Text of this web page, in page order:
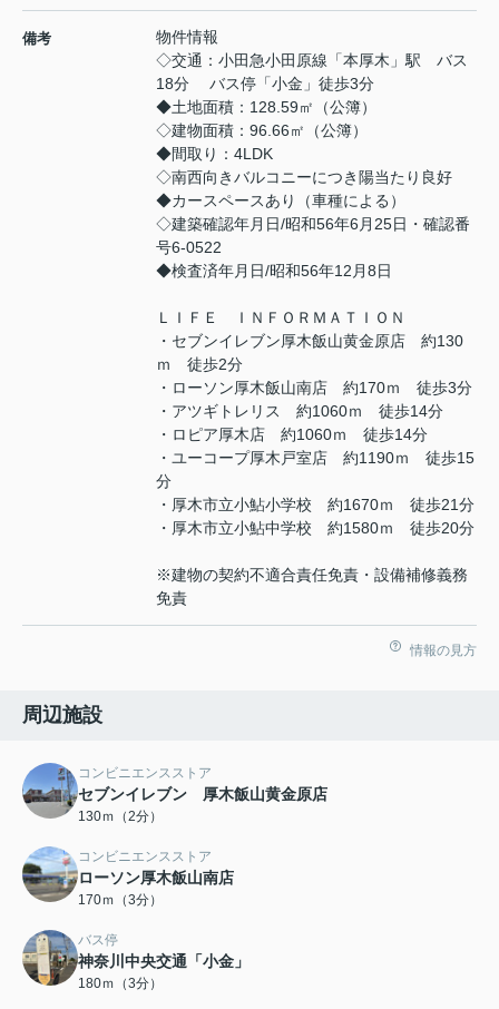
備考
物件情報
◇交通：小田急小田原線「本厚木」駅 バス
18分 バス停「小金」徒歩3分
◆土地面積：128.59㎡（公簿）
◇建物面積：96.66㎡（公簿）
◆間取り：4LDK
◇南西向きバルコニーにつき陽当たり良好
◆カースペースあり（車種による）
◇建築確認年月日/昭和56年6月25日・確認番
号6-0522
◆検査済年月日/昭和56年12月8日
ＬＩＦＥ ＩＮＦＯＲＭＡＴＩＯＮ
・セブンイレブン厚木飯山黄金原店 約130
ｍ 徒歩2分
・ローソン厚木飯山南店 約170ｍ 徒歩3分
・アツギトレリス 約1060ｍ 徒歩14分
・ロピア厚木店 約1060ｍ 徒歩14分
・ユーコープ厚木戸室店 約1190ｍ 徒歩15
分
・厚木市立小鮎小学校 約1670ｍ 徒歩21分
・厚木市立小鮎中学校 約1580ｍ 徒歩20分
※建物の契約不適合責任免責・設備補修義務
免責
情報の見方
周辺施設
コンビニエンスストア
セブンイレブン 厚木飯山黄金原店
130ｍ（2分）
コンビニエンスストア
ローソン厚木飯山南店
170ｍ（3分）
バス停
神奈川中央交通「小金」
180ｍ（3分）